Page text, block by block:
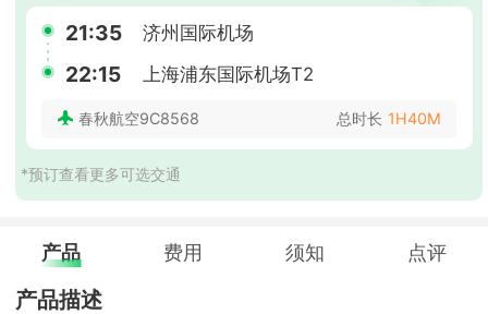
21:35
22:15
济州国际机场
上海浦东国际机场T2
春秋航空9C8568 总时长 1H40M
*预订查看更多可选交通
产品 费用 须知 点评
产品描述